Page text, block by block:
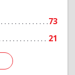
73
21